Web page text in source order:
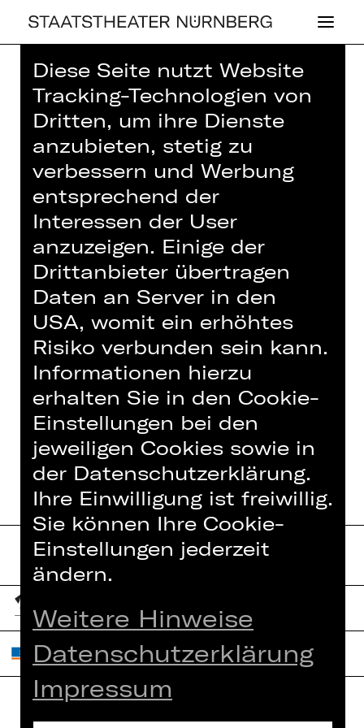
Home> Haus> Künstler*innen>
Gerald Steuler
GERALD STEU­LER
Sound-Design
IN DIESER SPIELZEIT
DIE DREIGROSCHENOPER
Diese Seite nutzt Website
Tracking-Technologien von
Dritten, um ihre Dienste
anzubieten, stetig zu
verbessern und Werbung
entsprechend der
Interessen der User
anzuzeigen. Einige der
Drittanbieter übertragen
Daten an Server in den
USA, womit ein erhöhtes
Risiko verbunden sein kann.
Informationen hierzu
erhalten Sie in den Cookie-
Einstellungen bei den
jeweiligen Cookies sowie in
der Datenschutzerklärung.
Ihre Einwilligung ist freiwillig.
Sie können Ihre Cookie-
Einstellungen jederzeit
ändern.
Weitere Hinweise
Datenschutzerklärung
Impressum